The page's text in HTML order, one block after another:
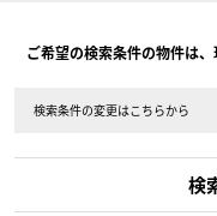
ご希望の検索条件の物件は
検索条件の変更はこちらから
検